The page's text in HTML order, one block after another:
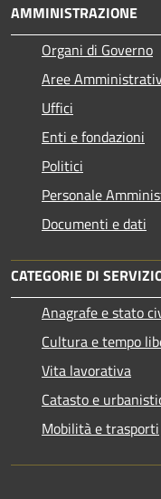
AMMINISTRAZIONE
Organi di Governo
Aree
Uffici
Enti e fondazioni
Politici
Personale
Documenti e dati
CATEGORIE DI
Anagrafe e stato
Cultura e tempo
Vita lavorativa
Catasto e
Mobilità e trasporti